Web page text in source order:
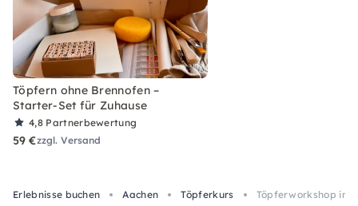
Töpfern ohne Brennofen –
Starter-Set für Zuhause
4,8 Partnerbewertung
59 €zzgl. Versand
Erlebnisse buchen Aachen Töpferkurs
Töpferworkshop in